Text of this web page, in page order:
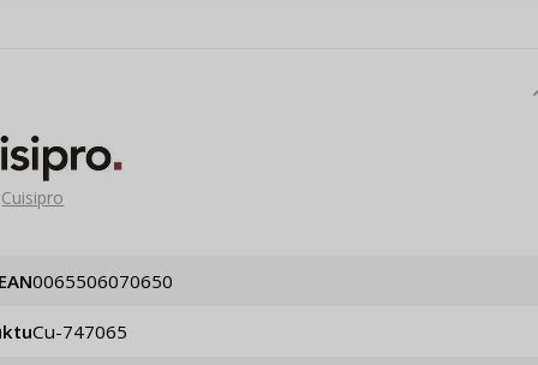
Cuisipro
EAN 0065506070650
cu-747065